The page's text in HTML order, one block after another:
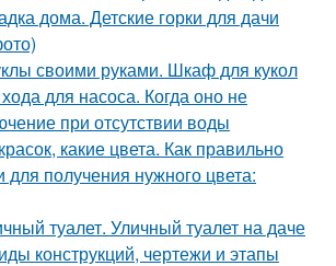
дома. Детские горки для дачи
своими руками. Шкаф для кукол
для насоса. Когда оно не
при отсутствии воды
какие цвета. Как правильно
для получения нужного цвета:
туалет. Уличный туалет на даче
конструкций, чертежи и этапы